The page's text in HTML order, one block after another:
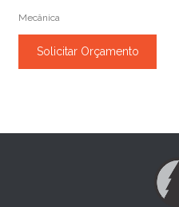
Mecânica
Solicitar Orçamento